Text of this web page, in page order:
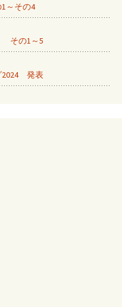
～その4
その1～5
2024 発表